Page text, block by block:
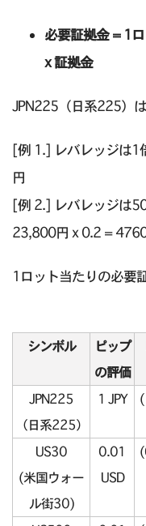
必要証拠金 = 1
x 証拠金
JPN225（日系225）
[例 1.] レバレッジは1
円
[例 2.] レバレッジは
23,800円 x 0.2 =
1ロット当たりの必要
シンボル
ピップ
の評価
JPN225
（日系225）
1 JPY
US30
(米国ウォー
ル街30)
0.01
USD